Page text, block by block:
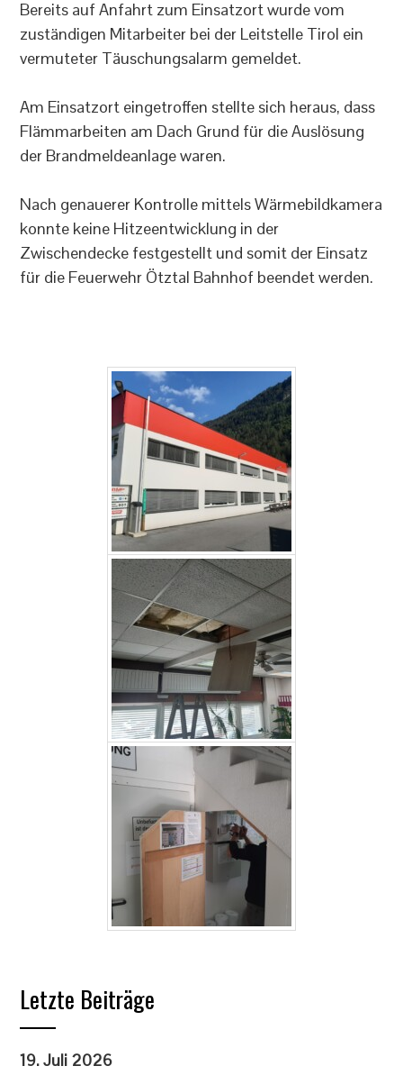
Bereits auf Anfahrt zum Einsatzort wurde vom
zuständigen Mitarbeiter bei der Leitstelle Tirol ein
vermuteter Täuschungsalarm gemeldet.
Am Einsatzort eingetroffen stellte sich heraus, dass
Flämmarbeiten am Dach Grund für die Auslösung
der Brandmeldeanlage waren.
Nach genauerer Kontrolle mittels Wärmebildkamera
konnte keine Hitzeentwicklung in der
Zwischendecke festgestellt und somit der Einsatz
für die Feuerwehr Ötztal Bahnhof beendet werden.
Letzte Beiträge
19. Juli 2026